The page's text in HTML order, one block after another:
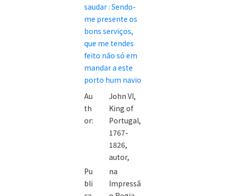
saudar : Sendo-
me presente os
bons serviços,
que me tendes
feito não só em
mandar a este
porto hum navio
Au
th
or:
John VI,
King of
Portugal,
1767-
1826,
autor,
Pu
bli
na
Impressã